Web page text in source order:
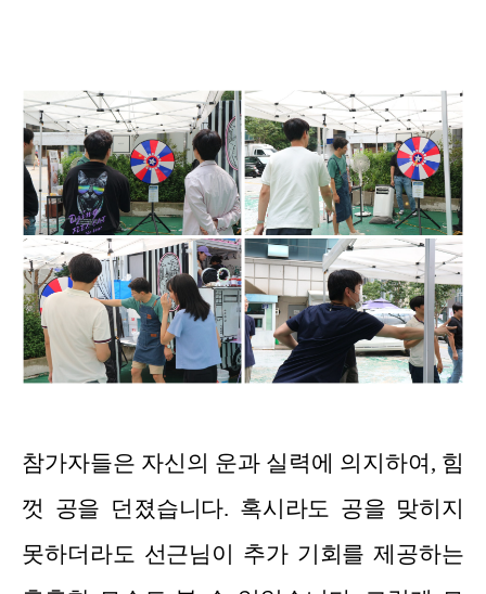
참가자들은 자신의 운과 실력에 의지하여, 힘
껏 공을 던졌습니다. 혹시라도 공을 맞히지
못하더라도 선근님이 추가 기회를 제공하는